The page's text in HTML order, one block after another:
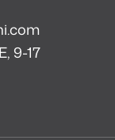
9-17